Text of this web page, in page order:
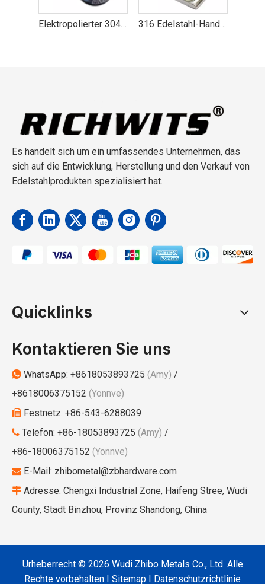
316 Edelstahl-Handlauf für Boote, passend für mittlere vordere Heckstütze Marine Hardware Segelboot Fenderhaken Edelstahl 316 Haken
Es handelt sich um ein umfassendes Unternehmen, das
sich auf die Entwicklung, Herstellung und den Verkauf von
Edelstahlprodukten spezialisiert hat.
Quicklinks
Kontaktieren Sie uns
 WhatsApp: +8618053893725 (Amy) /
+8618006375152 (Yonnve)
 Festnetz: +86-543-6288039
 Telefon: +86-18053893725 (Amy) /
+86-18006375152 (Yonnve)
 E-Mail: zhibometal@zbhardware.com
 Adresse: Chengxi Industrial Zone, Haifeng Stree, Wudi
County, Stadt Binzhou, Provinz Shandong, China
Urheberrecht © 2026 Wudi Zhibo Metals Co., Ltd. Alle
Rechte vorbehalten I Sitemap I Datenschutzrichtlinie